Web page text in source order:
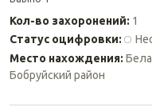
Кол-во захоронений: 1
Статус оцифровки:
Место нахождения:
Бобруйский район